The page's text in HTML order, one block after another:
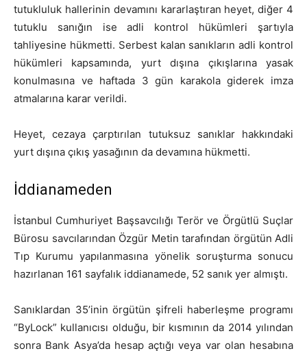
tutukluluk hallerinin devamını kararlaştıran heyet, diğer 4
tutuklu sanığın ise adli kontrol hükümleri şartıyla
tahliyesine hükmetti. Serbest kalan sanıkların adli kontrol
hükümleri kapsamında, yurt dışına çıkışlarına yasak
konulmasına ve haftada 3 gün karakola giderek imza
atmalarına karar verildi.
Heyet, cezaya çarptırılan tutuksuz sanıklar hakkındaki
yurt dışına çıkış yasağının da devamına hükmetti.
İddianameden
İstanbul Cumhuriyet Başsavcılığı Terör ve Örgütlü Suçlar
Bürosu savcılarından Özgür Metin tarafından örgütün Adli
Tıp Kurumu yapılanmasına yönelik soruşturma sonucu
hazırlanan 161 sayfalık iddianamede, 52 sanık yer almıştı.
Sanıklardan 35’inin örgütün şifreli haberleşme programı
“ByLock” kullanıcısı olduğu, bir kısmının da 2014 yılından
sonra Bank Asya’da hesap açtığı veya var olan hesabına